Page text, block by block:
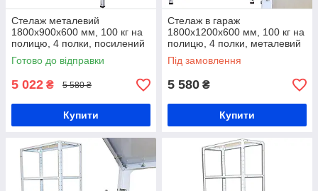
Стелаж металевий
1800х900х600 мм, 100 кг на
полицю, 4 полки, посилений
стелаж
Готово до відправки
5 022 ₴ 5 580 ₴
Купити
Стелаж в гараж
1800х1200х600 мм, 100 кг на
полицю, 4 полки, металевий
стелаж з полками
Під замовлення
5 580 ₴
Купити